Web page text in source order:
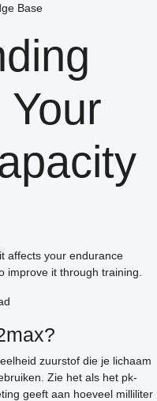
Base
affects your endurance
improve it through training.
zuurstof die je lichaam
Zie het als het pk-
geeft aan hoeveel milliliter